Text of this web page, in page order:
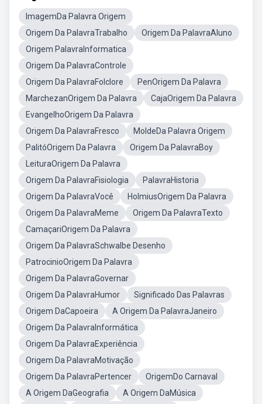
ImagemDa Palavra Origem
Origem Da PalavraTrabalho
Origem Da PalavraAluno
Origem PalavraInformatica
Origem Da PalavraControle
Origem Da PalavraFolclore
PenOrigem Da Palavra
MarchezanOrigem Da Palavra
CajaOrigem Da Palavra
EvangelhoOrigem Da Palavra
Origem Da PalavraFresco
MoldeDa Palavra Origem
PalitóOrigem Da Palavra
Origem Da PalavraBoy
LeituraOrigem Da Palavra
Origem Da PalavraFisiologia
PalavraHistoria
Origem Da PalavraVocê
HolmiusOrigem Da Palavra
Origem Da PalavraMeme
Origem Da PalavraTexto
CamaçariOrigem Da Palavra
Origem Da PalavraSchwalbe Desenho
PatrocinioOrigem Da Palavra
Origem Da PalavraGovernar
Origem Da PalavraHumor
Significado Das Palavras
Origem DaCapoeira
A Origem Da PalavraJaneiro
Origem Da PalavraInformática
Origem Da PalavraExperiência
Origem Da PalavraMotivação
Origem Da PalavraPertencer
OrigemDo Carnaval
A Origem DaGeografia
A Origem DaMúsica